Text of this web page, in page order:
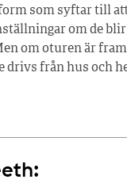
som syftar till
om de
om oturen är
drivs från hus och